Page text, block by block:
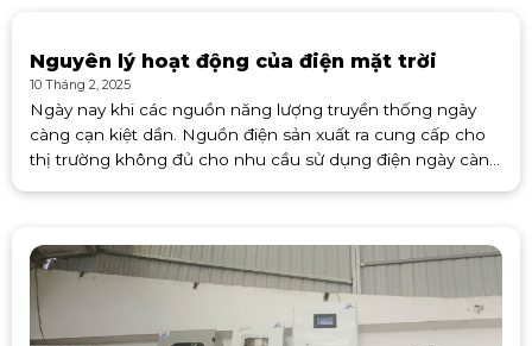
Nguyên lý hoạt động của điện mặt trời
10 Tháng 2, 2025
Ngày nay khi các nguồn năng lượng truyền thống ngày
càng cạn kiệt dần. Nguồn điện sản xuất ra cung cấp cho
thị trường không đủ cho nhu cầu sử dụng điện ngày càng